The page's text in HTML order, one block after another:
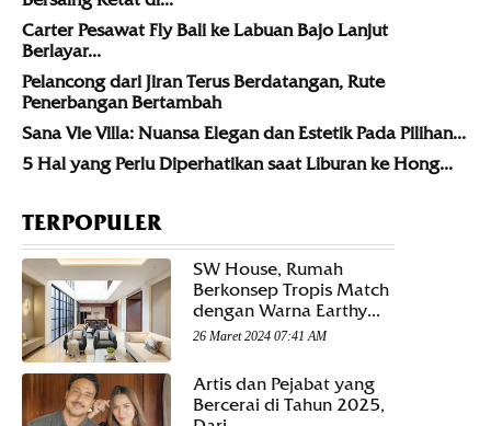
Carter Pesawat Fly Bali ke Labuan Bajo Lanjut
Berlayar...
Pelancong dari Jiran Terus Berdatangan, Rute
Penerbangan Bertambah
Sana Vie Villa: Nuansa Elegan dan Estetik Pada Pilihan...
5 Hal yang Perlu Diperhatikan saat Liburan ke Hong...
TERPOPULER
SW House, Rumah
Berkonsep Tropis Match
dengan Warna Earthy...
26 Maret 2024 07:41 AM
Artis dan Pejabat yang
Bercerai di Tahun 2025,